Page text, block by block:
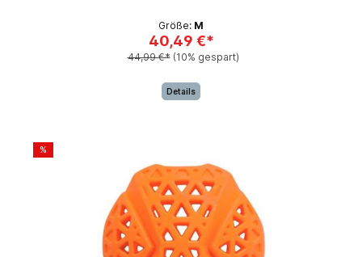
Größe: M
40,49 €*
44,99 €* (10% gespart)
Details
%